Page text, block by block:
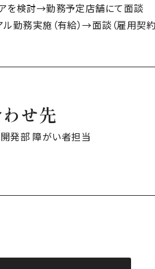
を検討→勤務予定店舗にて面談
勤務実施（有給）→面談（雇用契
せ先
発部 障がい者担当